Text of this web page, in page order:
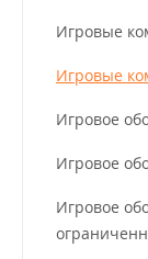
Игровые
Игровые
Игровое
Игровое
Игровое